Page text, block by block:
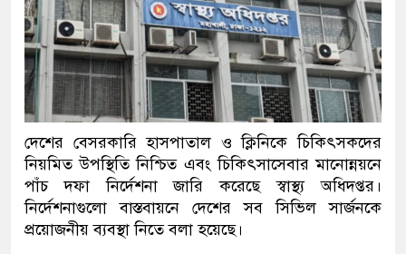
দেশের বেসরকারি হাসপাতাল ও ক্লিনিকে চিকিৎসকদের
নিয়মিত উপস্থিতি নিশ্চিত এবং চিকিৎসাসেবার মানোন্নয়নে
পাঁচ দফা নির্দেশনা জারি করেছে স্বাস্থ্য অধিদপ্তর।
নির্দেশনাগুলো বাস্তবায়নে দেশের সব সিভিল সার্জনকে
প্রয়োজনীয় ব্যবস্থা নিতে বলা হয়েছে।